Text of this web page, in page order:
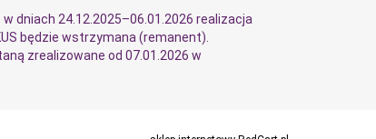
dniach 24.12.2025–06.01.2026 realizacja
będzie wstrzymana (remanent).
zrealizowane od 07.01.2026 w